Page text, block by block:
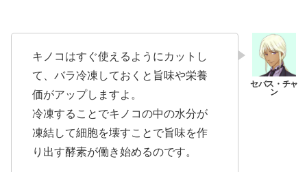
キノコはすぐ使えるようにカットし
て、バラ冷凍しておくと旨味や栄養
価がアップしますよ。
冷凍することでキノコの中の水分が
凍結して細胞を壊すことで旨味を作
り出す酵素が働き始めるのです。